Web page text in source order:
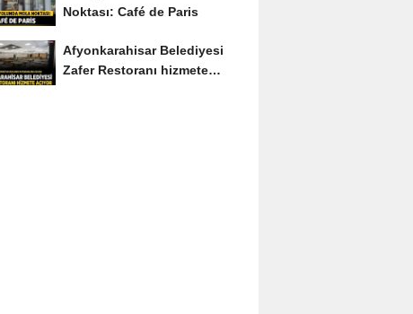
Noktası: Café de Paris
Afyonkarahisar Belediyesi
Zafer Restoranı hizmete